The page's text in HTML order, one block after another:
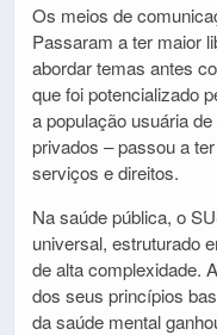
Os meios de
Passaram a ter maior
abordar temas antes
que foi potencializado
a população usuária
privados – passou a
serviços e direitos.
Na saúde pública, o
universal, estruturado
de alta complexidade.
dos seus princípios
da saúde mental